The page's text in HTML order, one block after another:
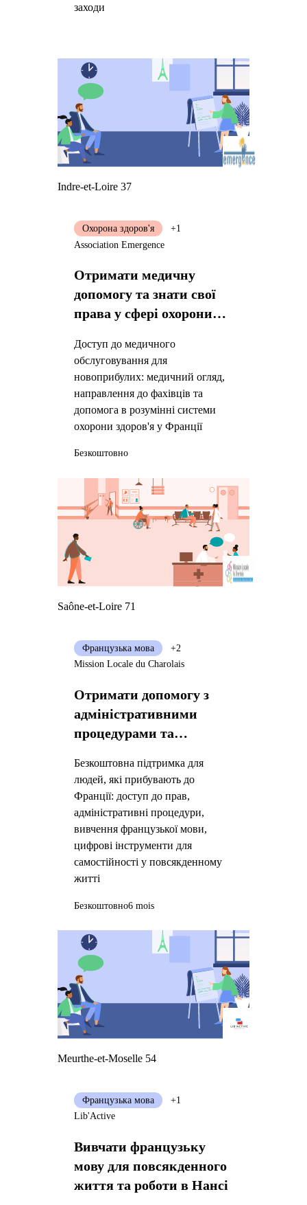
заходи
Indre-et-Loire 37
Отримати медичну
допомогу та знати свої
права у сфері охорони
Доступ до медичного
обслуговування для
новоприбулих: медичний огляд,
направлення до фахівців та
допомога в розумінні системи
охорони здоров'я у Франції
Охорона здоров'я
+1
Association Emergence
Безкоштовно
Saône-et-Loire 71
Отримати допомогу з
адміністративними
процедурами та
життєвий проєкт у
Франції
Безкоштовна підтримка для
людей, які прибувають до
Франції: доступ до прав,
адміністративні процедури,
вивчення французької мови,
цифрові інструменти для
самостійності у повсякденному
житті
Французька мова
+2
Mission Locale du Charolais
Безкоштовно6 mois
Meurthe-et-Moselle 54
Вивчати французьку
мову для повсякденного
життя та роботи в Нансі
Французька мова
+1
Lib'Active